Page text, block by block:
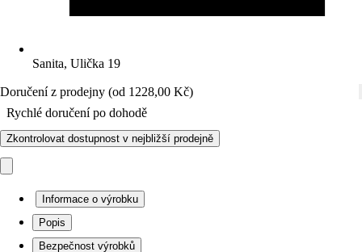
Sanita, Ulička 19
Doručení z prodejny (od 1228,00 Kč)
Rychlé doručení po dohodě
Zkontrolovat dostupnost v nejbližší prodejně
Informace o výrobku
Popis
Bezpečnost výrobků